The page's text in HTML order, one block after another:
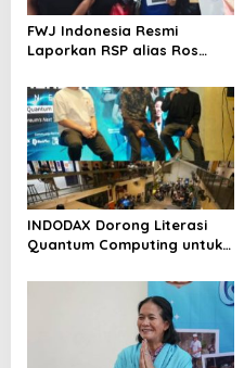
FWJ Indonesia Resmi
Laporkan RSP alias Ros
INDODAX Dorong Literasi
Quantum Computing untuk
Blockchain